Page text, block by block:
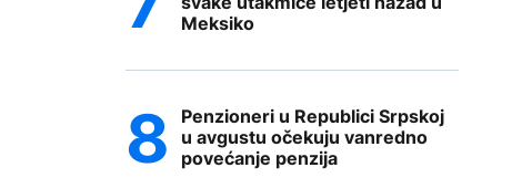
Meksiko
Penzioneri u Republici Srpskoj
u avgustu očekuju vanredno
povećanje penzija